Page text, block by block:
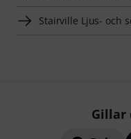
Stairville Ljus- och
Gillar